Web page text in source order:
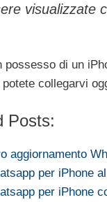
visualizzate
possesso di un
potete collegarvi
Posts:
aggiornamento
per iPhone
per iPhone